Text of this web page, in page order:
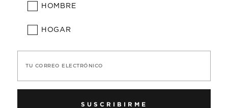
HOMBRE
HOGAR
TU CORREO ELECTRÓNICO
SUSCRIBIRME